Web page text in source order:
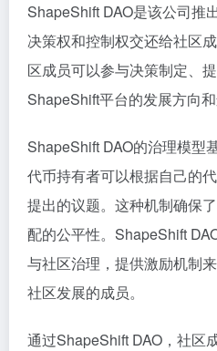
ShapeShift DAO是该公司推
决策权和控制权交还给社区
区成员可以参与决策制定、
ShapeShift平台的发展方向和
ShapeShift DAO的治理模型
代币持有者可以根据自己的
提出的议题。这种机制确保
配的公平性。ShapeShift
与社区治理，提供激励机制
社区发展的成员。
通过ShapeShift DAO，社区